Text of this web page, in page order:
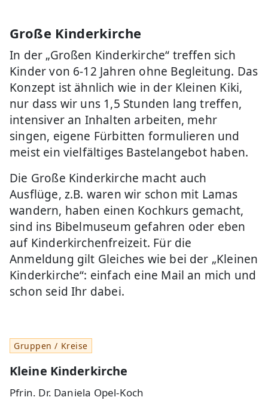
Große Kinderkirche
In der „Großen Kinderkirche“ treffen sich
Kinder von 6-12 Jahren ohne Begleitung. Das
Konzept ist ähnlich wie in der Kleinen Kiki,
nur dass wir uns 1,5 Stunden lang treffen,
intensiver an Inhalten arbeiten, mehr
singen, eigene Fürbitten formulieren und
meist ein vielfältiges Bastelangebot haben.
Die Große Kinderkirche macht auch
Ausflüge, z.B. waren wir schon mit Lamas
wandern, haben einen Kochkurs gemacht,
sind ins Bibelmuseum gefahren oder eben
auf Kinderkirchenfreizeit. Für die
Anmeldung gilt Gleiches wie bei der „Kleinen
Kinderkirche“: einfach eine Mail an mich und
schon seid Ihr dabei.
Gruppen / Kreise
Kleine Kinderkirche
Pfrin. Dr. Daniela Opel-Koch